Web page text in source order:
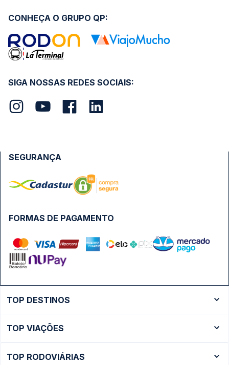
SIGA NOSSAS REDES SOCIAIS:
CONHEÇA O GRUPO QP:
FORMAS DE PAGAMENTO
SEGURANÇA
TOP DESTINOS
Ônibus São Paulo
TOP VIAÇÕES
TOP RODOVIÁRIAS